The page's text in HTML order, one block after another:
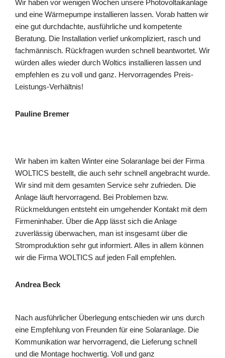
Wir haben vor wenigen Wochen unsere Photovoltaikanlage
und eine Wärmepumpe installieren lassen. Vorab hatten wir
eine gut durchdachte, ausführliche und kompetente
Beratung. Die Installation verlief unkompliziert, rasch und
fachmännisch. Rückfragen wurden schnell beantwortet. Wir
würden alles wieder durch Woltics installieren lassen und
empfehlen es zu voll und ganz. Hervorragendes Preis-
Leistungs-Verhältnis!
Pauline Bremer
Wir haben im kalten Winter eine Solaranlage bei der Firma
WOLTICS bestellt, die auch sehr schnell angebracht wurde.
Wir sind mit dem gesamten Service sehr zufrieden. Die
Anlage läuft hervorragend. Bei Problemen bzw.
Rückmeldungen entsteht ein umgehender Kontakt mit dem
Firmeninhaber. Über die App lässt sich die Anlage
zuverlässig überwachen, man ist insgesamt über die
Stromproduktion sehr gut informiert. Alles in allem können
wir die Firma WOLTICS auf jeden Fall empfehlen.
Andrea Beck
Nach ausführlicher Überlegung entschieden wir uns durch
eine Empfehlung von Freunden für eine Solaranlage. Die
Kommunikation war hervorragend, die Lieferung schnell
und die Montage hochwertig. Voll und ganz